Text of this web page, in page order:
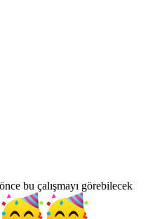
bu çalışmayı görebilecek